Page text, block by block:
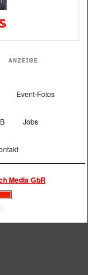
Event-Fotos
Jobs
Media GbR